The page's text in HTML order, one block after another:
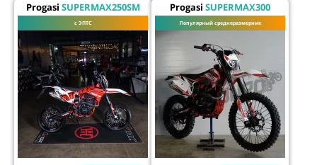
Progasi SUPERMAX250SM
с ЭПТС
Progasi SUPERMAX300
Популярный среднеразмерник